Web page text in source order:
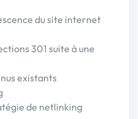
du site internet
301 suite à une
existants
de netlinking